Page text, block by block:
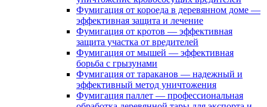
Фумигация от короеда в деревянном доме —
эффективная защита и лечение
Фумигация от кротов — эффективная
защита участка от вредителей
Фумигация от мышей — эффективная
борьба с грызунами
Фумигация от тараканов — надежный и
эффективный метод уничтожения
Фумигация паллет — профессиональная